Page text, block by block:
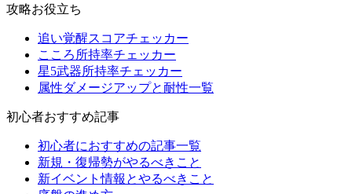
攻略お役立ち
追い覚醒スコアチェッカー
こころ所持率チェッカー
星5武器所持率チェッカー
属性ダメージアップと耐性一覧
初心者おすすめ記事
初心者におすすめの記事一覧
新規・復帰勢がやるべきこと
新イベント情報とやるべきこと